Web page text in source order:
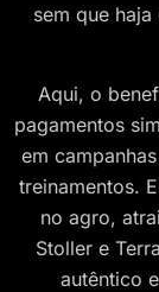
sem que
Aqui, o
pagamentos
em
treinamentos.
no agro,
Stoller e
autêntico